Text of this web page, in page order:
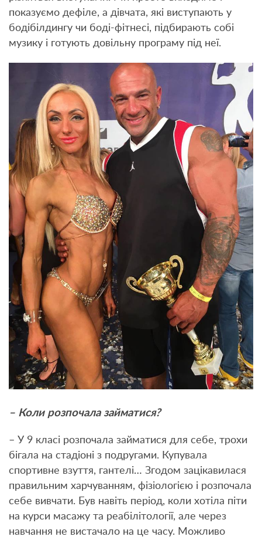
показуємо дефіле, а дівчата, які виступають у
бодібілдингу чи боді-фітнесі, підбирають собі
музику і готують довільну програму під неї.
– Коли розпочала займатися?
– У 9 класі розпочала займатися для себе, трохи
бігала на стадіоні з подругами. Купувала
спортивне взуття, гантелі… Згодом зацікавилася
правильним харчуванням, фізіологією і розпочала
себе вивчати. Був навіть період, коли хотіла піти
на курси масажу та реабілітології, але через
навчання не вистачало на це часу. Можливо